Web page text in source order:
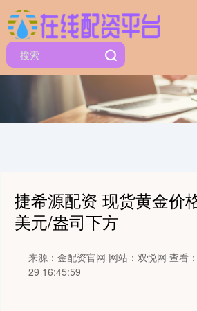
捷希源配资 现货黄金价
美元/盎司下方
来源：金配资官网 网站：双悦网 查看
29 16:45:59